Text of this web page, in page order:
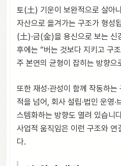
토(土) 기운이 보완적으로 살아
자산으로 옮겨가는 구조가 형성
(土)·금(金)을 용신으로 보는 신
후에는 “버는 것보다 지키고 구
주 본연의 균형이 잡히는 방향으
또한 재성·관성이 함께 작동하
적을 넘어, 회사 설립·법인 운영·
스템화하는 방향도 열려 있습니
사업적 움직임은 이런 구조와 연
다.